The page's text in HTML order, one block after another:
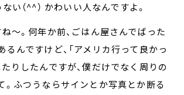
い（^^） かわいい人なんですよ。
～。何年か前、ごはん屋さんでばった
るんですけど、「アメリカ行って良かっ
たりしたんですが、僕だけでなく周りの
。ふつうならサインとか写真とか断る